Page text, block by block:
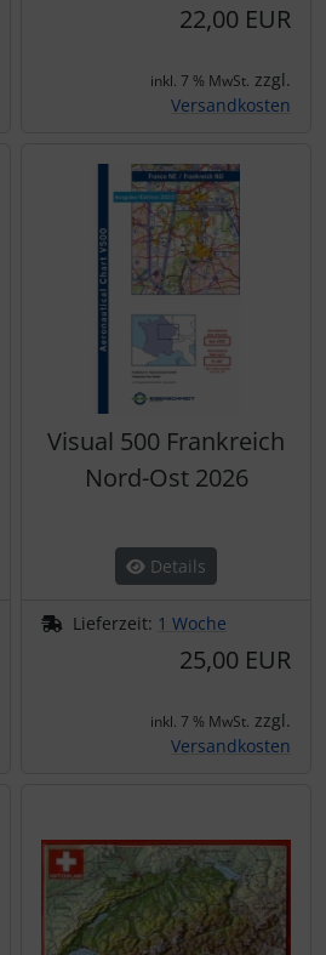
22,00 EUR
inkl. 7 % MwSt. zzgl.
Versandkosten
Visual 500 Frankreich
Nord-Ost 2026
Details
Lieferzeit: 1 Woche
25,00 EUR
inkl. 7 % MwSt. zzgl.
Versandkosten